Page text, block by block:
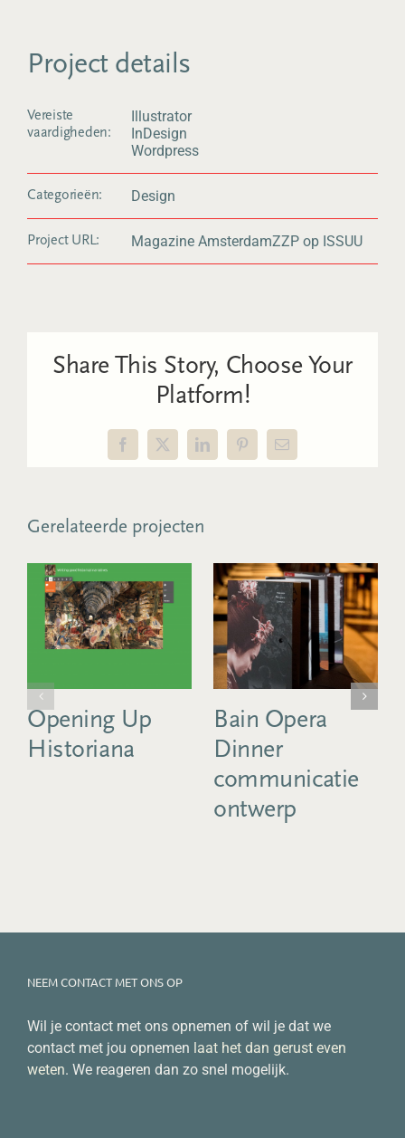
Project details
Vereiste
vaardigheden:
Illustrator
InDesign
Wordpress
Categorieën: Design
Project URL: Magazine AmsterdamZZP op ISSUU
Share This Story, Choose Your
Platform!
Facebook
X LinkedInPinterest
E-
mail
Gerelateerde projecten
Opening Up
Historiana
Bain Opera
Dinner
communicatie
ontwerp
NEEM CONTACT MET ONS OP
Wil je contact met ons opnemen of wil je dat we
contact met jou opnemen laat het dan gerust even
weten. We reageren dan zo snel mogelijk.